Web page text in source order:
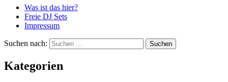
Was ist das hier?
Freie DJ Sets
Impressum
Suchen nach:
Kategorien